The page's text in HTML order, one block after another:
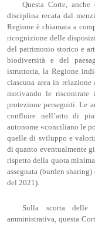
Questa Corte,
disciplina recata dal
Regione è chiamata a
ricognizione delle
del patrimonio storico e
biodiversità e del
istruttoria, la Regione
ciascuna area in
motivando le
protezione perseguiti. Le
confluire nell’atto di
autonome «conciliano le
quelle di sviluppo e
di quanto eventualmente
rispetto della quota
assegnata (burden
del 2021).
Sulla scorta delle
amministrativa, questa